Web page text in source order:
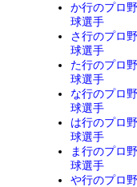
か行のプロ野
球選手
さ行のプロ野
球選手
た行のプロ野
球選手
な行のプロ野
球選手
は行のプロ野
球選手
ま行のプロ野
球選手
や行のプロ野